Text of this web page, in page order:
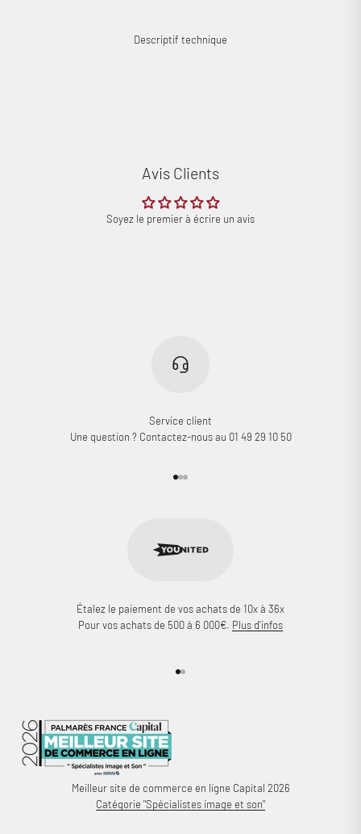
Descriptif technique
Avis Clients
Soyez le premier à écrire un avis
Service client
Une question ? Contactez-nous au 01 49 29 10 50
Aller à l'élément 1
Aller à l'élément 2
Aller à l'élément 3
Étalez le paiement de vos achats de 10x à 36x
Pour vos achats de 500 à 6 000€. Plus d'infos
Aller à l'élément 1
Aller à l'élément 2
Meilleur site de commerce en ligne Capital 2026
Catégorie "Spécialistes image et son"
Connexion requise
Connectez-vous à votre compte pour ajouter des produits à